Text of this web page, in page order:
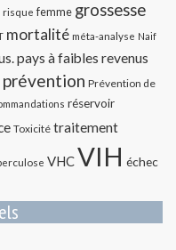
risque femme grossesse
mortalité méta-analyse Naif
pays à faibles revenus
prévention Prévention de
réservoir
Toxicité traitement
VHCVIH échec